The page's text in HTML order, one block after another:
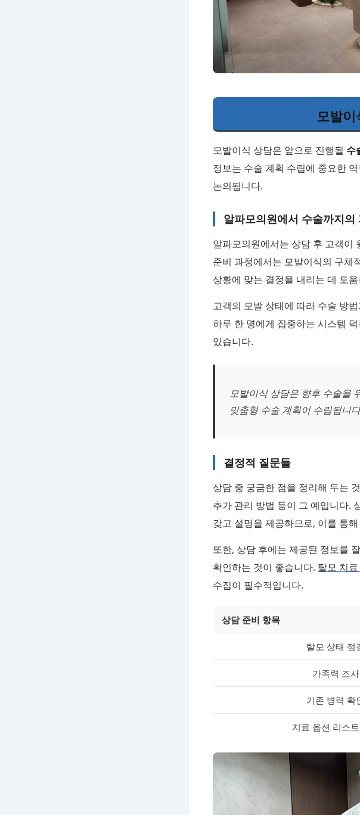
모발이
모발이식 상담은 앞으로 진행될 수
정보는 수술 계획 수립에 중요한
논의됩니다.
알파모의원에서 수술까지의
알파모의원에서는 상담 후 고객이
준비 과정에서는 모발이식의 구체
상황에 맞는 결정을 내리는 데 도
고객의 모발 상태에 따라 수술 방
하루 한 명에게 집중하는 시스템
있습니다.
모발이식 상담은 향후 수술을
맞춤형 수술 계획이 수립됩니
결정적 질문들
상담 중 궁금한 점을 정리해 두는
추가 관리 방법 등이 그 예입니다.
갖고 설명을 제공하므로, 이를 통
또한, 상담 후에는 제공된 정보를
확인하는 것이 좋습니다. 탈모 치
수집이 필수적입니다.
상담 준비 항목
탈모 상태 점
가족력 조사
기존 병력 확
치료 옵션 리스